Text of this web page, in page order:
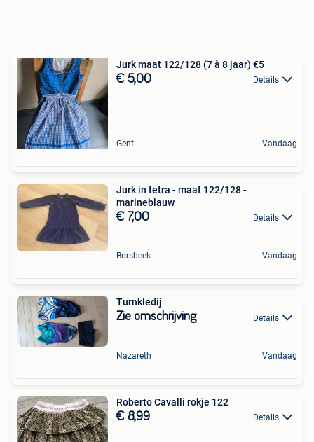
Jurk maat 122/128 (7 à 8 jaar) €5
€ 5,00 Details
Gent Vandaag
Jurk in tetra - maat 122/128 -
marineblauw
€ 7,00 Details
Borsbeek Vandaag
Turnkledij
Zie omschrijving Details
Nazareth Vandaag
Roberto Cavalli rokje 122
€ 8,99 Details